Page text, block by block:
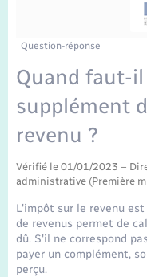
Mariage – PACS
Parrainage civil
Recensement
Question-réponse
Quand faut-
supplément
revenu ?
Vérifié le 01/01/2023 –
administrative (Première
L'impôt sur le revenu
de revenus permet de
dû. S'il ne correspond
payer un complément,
perçu.